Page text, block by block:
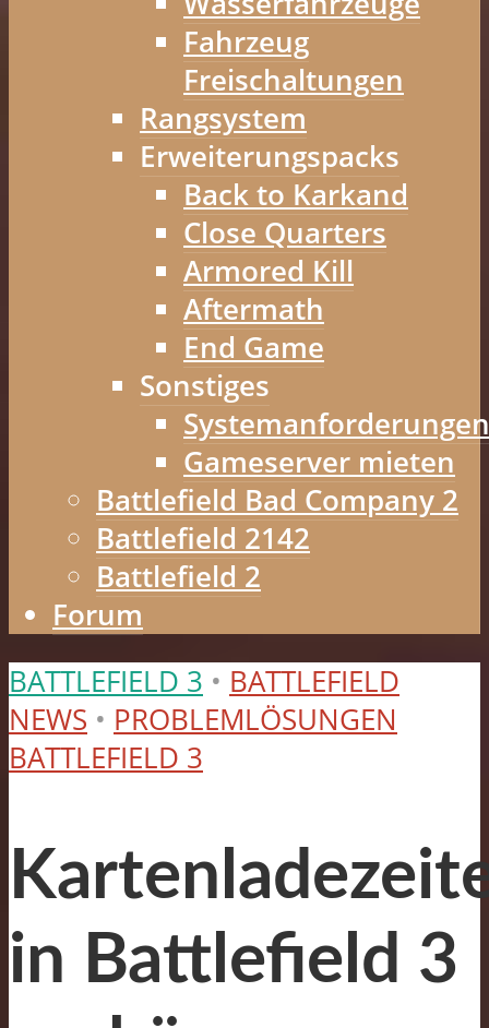
Fahrzeug
Freischaltungen
Rangsystem
Erweiterungspacks
Back to Karkand
Close Quarters
Armored Kill
Aftermath
End Game
Sonstiges
Systemanforderungen
Gameserver mieten
Battlefield Bad Company 2
Battlefield 2142
Battlefield 2
Forum
BATTLEFIELD 3 • BATTLEFIELD
NEWS • PROBLEMLÖSUNGEN
BATTLEFIELD 3
in Battlefield 3